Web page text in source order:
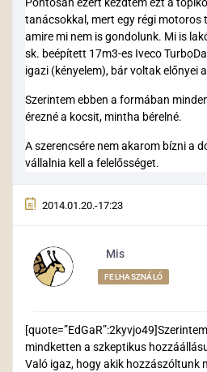
Pontosan ezért kezdtem ezt a
tanácsokkal, mert egy régi motoros
amire mi nem is gondolunk. Mi is
sk. beépített 17m3-es Iveco
igazi (kényelem), bár voltak előnyei
Szerintem ebben a formában
érezné a kocsit, mintha bérelné.
A szerencsére nem akarom bízni a
vállalnia kell a felelősséget.
2014.01.20.-17:23
Mis
FELHASZNÁLÓ
mindketten a szkeptikus
Való igaz, hogy akik hozzászóltunk